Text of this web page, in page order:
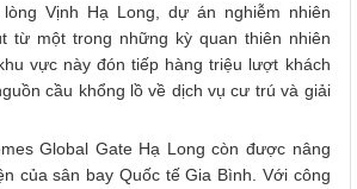
Vịnh Hạ Long, dự án nghiễm nhiên
từ một trong những kỳ quan thiên nhiên
vực này đón tiếp hàng triệu lượt khách
cầu khổng lồ về dịch vụ cư trú và giải
Global Gate Hạ Long còn được nâng
của sân bay Quốc tế Gia Bình. Với công